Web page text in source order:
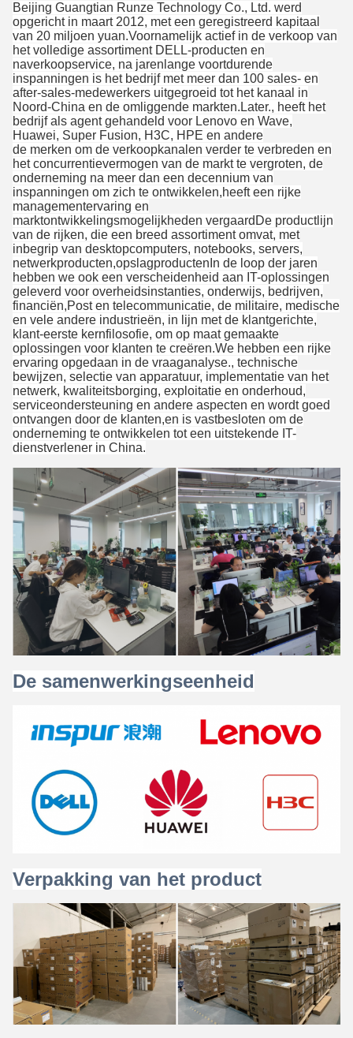
Beijing Guangtian Runze Technology Co., Ltd. werd
opgericht in maart 2012, met een geregistreerd kapitaal
van 20 miljoen yuan.Voornamelijk actief in de verkoop van
het volledige assortiment DELL-producten en
naverkoopservice, na jarenlange voortdurende
inspanningen is het bedrijf met meer dan 100 sales- en
after-sales-medewerkers uitgegroeid tot het kanaal in
Noord-China en de omliggende markten.Later., heeft het
bedrijf als agent gehandeld voor Lenovo en Wave,
Huawei, Super Fusion, H3C, HPE en andere
de merken om de verkoopkanalen verder te verbreden en
het concurrentievermogen van de markt te vergroten, de
onderneming na meer dan een decennium van
inspanningen om zich te ontwikkelen,heeft een rijke
managementervaring en
marktontwikkelingsmogelijkheden vergaardDe productlijn
van de rijken, die een breed assortiment omvat, met
inbegrip van desktopcomputers, notebooks, servers,
netwerkproducten,opslagproductenIn de loop der jaren
hebben we ook een verscheidenheid aan IT-oplossingen
geleverd voor overheidsinstanties, onderwijs, bedrijven,
financiën,Post en telecommunicatie, de militaire, medische
en vele andere industrieën, in lijn met de klantgerichte,
klant-eerste kernfilosofie, om op maat gemaakte
oplossingen voor klanten te creëren.We hebben een rijke
ervaring opgedaan in de vraaganalyse., technische
bewijzen, selectie van apparatuur, implementatie van het
netwerk, kwaliteitsborging, exploitatie en onderhoud,
serviceondersteuning en andere aspecten en wordt goed
ontvangen door de klanten,en is vastbesloten om de
onderneming te ontwikkelen tot een uitstekende IT-
dienstverlener in China.
De samenwerkingseenheid
Verpakking van het product